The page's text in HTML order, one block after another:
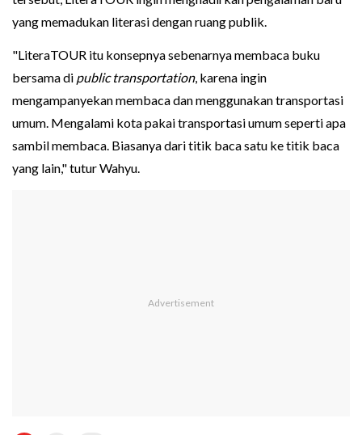
yang memadukan literasi dengan ruang publik.
"LiteraTOUR itu konsepnya sebenarnya membaca buku
bersama di public transportation, karena ingin
mengampanyekan membaca dan menggunakan transportasi
umum. Mengalami kota pakai transportasi umum seperti apa
sambil membaca. Biasanya dari titik baca satu ke titik baca
yang lain," tutur Wahyu.